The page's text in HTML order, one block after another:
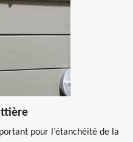
pour l’étanchéité de la